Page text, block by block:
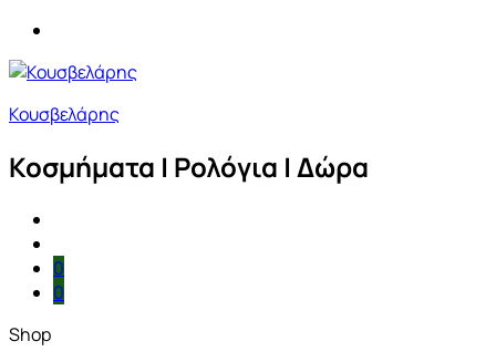
Κουσβελάρης
Κοσμήματα | Ρολόγια | Δώρα
0
0
Shop